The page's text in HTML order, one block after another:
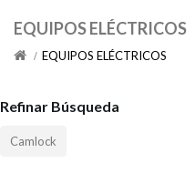
EQUIPOS ELÉCTRICOS
EQUIPOS ELÉCTRICOS
Refinar Búsqueda
Camlock